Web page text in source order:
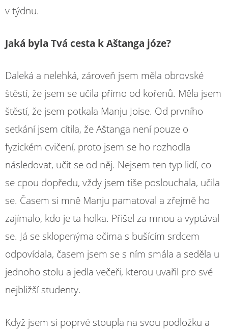
v týdnu.
Jaká byla Tvá cesta k Aštanga józe?
Daleká a nelehká, zároveň jsem měla obrovské
štěstí, že jsem se učila přímo od kořenů. Měla jsem
štěstí, že jsem potkala Manju Joise. Od prvního
setkání jsem cítila, že Aštanga není pouze o
fyzickém cvičení, proto jsem se ho rozhodla
následovat, učit se od něj. Nejsem ten typ lidí, co
se cpou dopředu, vždy jsem tiše poslouchala, učila
se. Časem si mně Manju pamatoval a zřejmě ho
zajímalo, kdo je ta holka. Přišel za mnou a vyptával
se. Já se sklopenýma očima s bušícím srdcem
odpovídala, časem jsem se s ním smála a seděla u
jednoho stolu a jedla večeři, kterou uvařil pro své
nejbližší studenty.
Když jsem si poprvé stoupla na svou podložku a